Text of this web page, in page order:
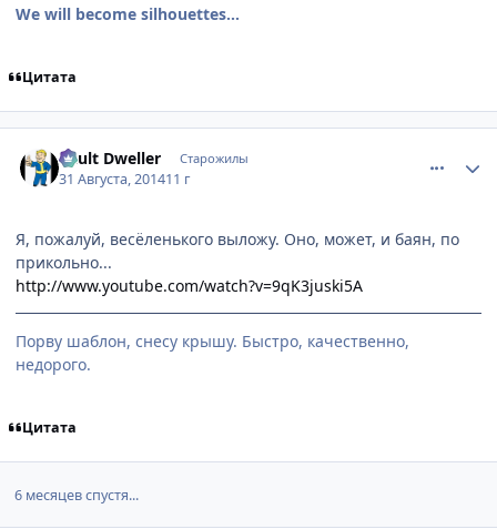
We will become silhouettes...
Цитата
Vault Dweller Старожилы
31 Августа, 201411 г
Я, пожалуй, весёленького выложу. Оно, может, и баян, по
прикольно...
http://www.youtube.com/watch?v=9qK3juski5A
Порву шаблон, снесу крышу. Быстро, качественно,
недорого.
Цитата
6 месяцев спустя...